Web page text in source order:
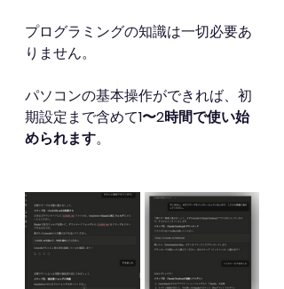
プログラミングの知識は一切必要あ
りません。
パソコンの基本操作ができれば、初
期設定まで含めて1〜2時間で使い始
められます。